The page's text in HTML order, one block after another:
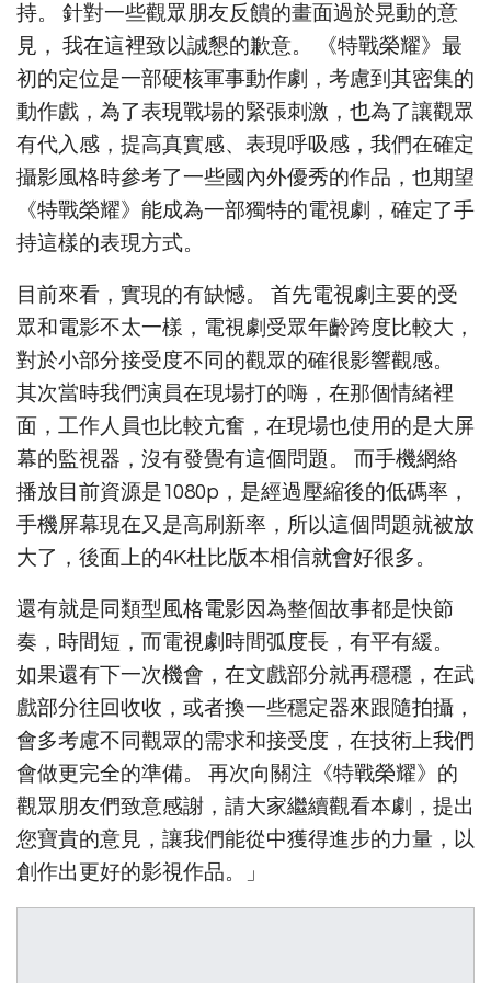
持。 針對一些觀眾朋友反饋的畫面過於晃動的意
見， 我在這裡致以誠懇的歉意。 《特戰榮耀》最
初的定位是一部硬核軍事動作劇，考慮到其密集的
動作戲，為了表現戰場的緊張刺激，也為了讓觀眾
有代入感，提高真實感、表現呼吸感，我們在確定
攝影風格時參考了一些國內外優秀的作品，也期望
《特戰榮耀》能成為一部獨特的電視劇，確定了手
持這樣的表現方式。
目前來看，實現的有缺憾。 首先電視劇主要的受
眾和電影不太一樣，電視劇受眾年齡跨度比較大，
對於小部分接受度不同的觀眾的確很影響觀感。
其次當時我們演員在現場打的嗨，在那個情緒裡
面，工作人員也比較亢奮，在現場也使用的是大屏
幕的監視器，沒有發覺有這個問題。 而手機網絡
播放目前資源是1080p，是經過壓縮後的低碼率，
手機屏幕現在又是高刷新率，所以這個問題就被放
大了，後面上的4K杜比版本相信就會好很多。
還有就是同類型風格電影因為整個故事都是快節
奏，時間短，而電視劇時間弧度長，有平有緩。
如果還有下一次機會，在文戲部分就再穩穩，在武
戲部分往回收收，或者換一些穩定器來跟隨拍攝，
會多考慮不同觀眾的需求和接受度，在技術上我們
會做更完全的準備。 再次向關注《特戰榮耀》的
觀眾朋友們致意感謝，請大家繼續觀看本劇，提出
您寶貴的意見，讓我們能從中獲得進步的力量，以
創作出更好的影視作品。」